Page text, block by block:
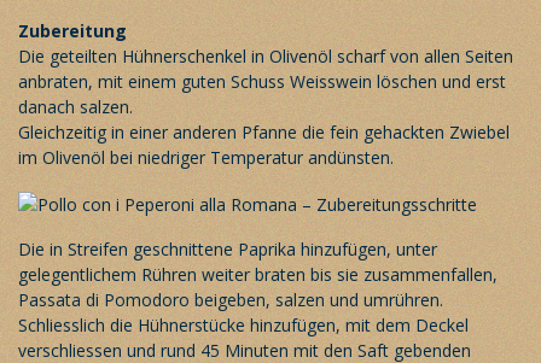
Zubereitung
Die geteilten Hühnerschenkel in Olivenöl scharf von allen Seiten
anbraten, mit einem guten Schuss Weisswein löschen und erst
danach salzen.
Gleichzeitig in einer anderen Pfanne die fein gehackten Zwiebel
im Olivenöl bei niedriger Temperatur andünsten.
Die in Streifen geschnittene Paprika hinzufügen, unter
gelegentlichem Rühren weiter braten bis sie zusammenfallen,
Passata di Pomodoro beigeben, salzen und umrühren.
Schliesslich die Hühnerstücke hinzufügen, mit dem Deckel
verschliessen und rund 45 Minuten mit den Saft gebenden